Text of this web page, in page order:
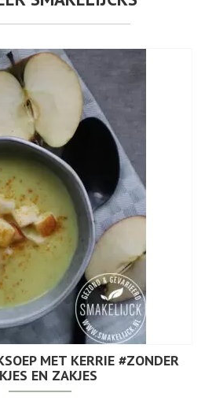
MET KERRIE #ZONDER
EN ZAKJES